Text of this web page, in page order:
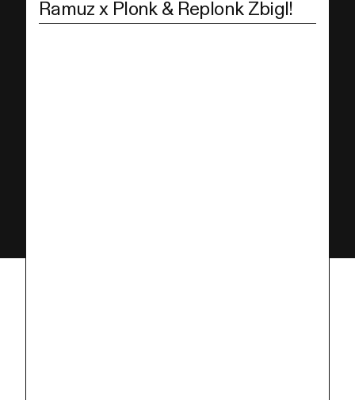
Ramuz x Plonk & Replonk Zbigl!